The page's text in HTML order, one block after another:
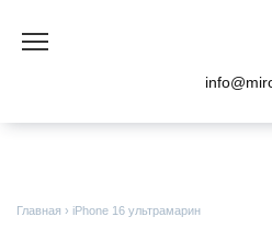
содержанию
Главная › iPhone 16 ультрамарин